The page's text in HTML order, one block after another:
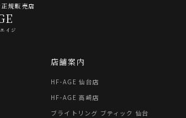
規販売店
イジ
店舗案内
HF-AGE 仙台店
HF-AGE 高崎店
ブライトリング ブティック 仙台